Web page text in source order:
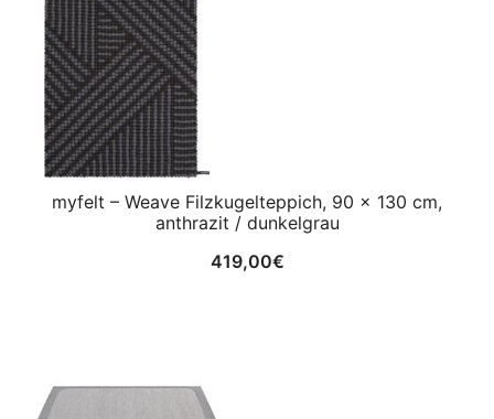
myfelt – Weave Filzkugelteppich, 90 x 130 cm,
anthrazit / dunkelgrau
419,00€